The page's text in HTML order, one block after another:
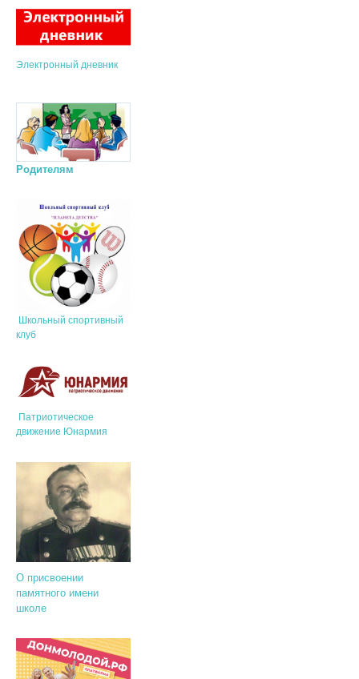
Электронный дневник
Родителям
Школьный спортивный
клуб
Патриотическое
движение Юнармия
О присвоении
памятного имени
школе